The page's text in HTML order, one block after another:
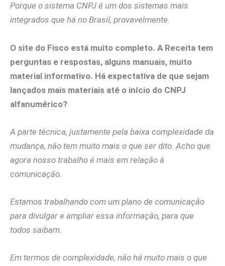
Porque o sistema CNPJ é um dos sistemas mais
integrados que há no Brasil, provavelmente.
O site do Fisco está muito completo. A Receita tem
perguntas e respostas, alguns manuais, muito
material informativo. Há expectativa de que sejam
lançados mais materiais até o início do CNPJ
alfanumérico?
A parte técnica, justamente pela baixa complexidade da
mudança, não tem muito mais o que ser dito. Acho que
agora nosso trabalho é mais em relação à
comunicação.
Estamos trabalhando com um plano de comunicação
para divulgar e ampliar essa informação, para que
todos saibam.
Em termos de complexidade, não há muito mais o que